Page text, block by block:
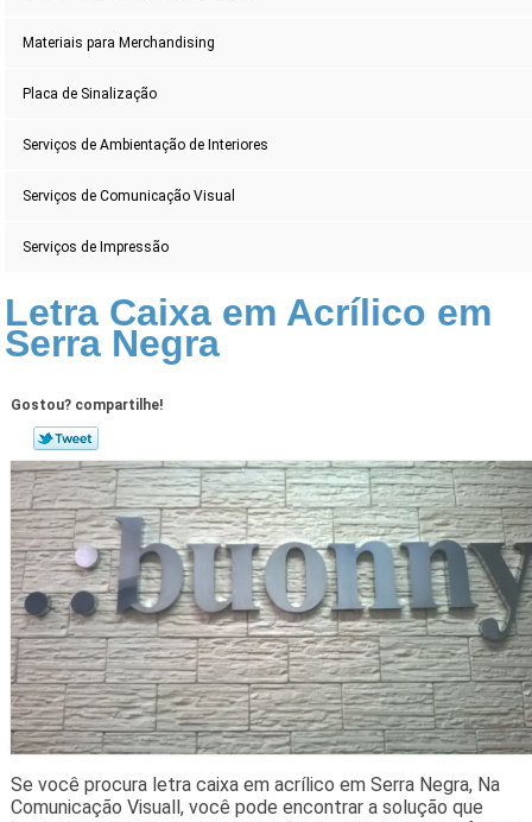
Materiais para Merchandising
Placa de Sinalização
Serviços de Ambientação de Interiores
Serviços de Comunicação Visual
Serviços de Impressão
Letra Caixa em Acrílico em
Serra Negra
Gostou? compartilhe!
Se você procura letra caixa em acrílico em Serra Negra, Na
Comunicação Visuall, você pode encontrar a solução que